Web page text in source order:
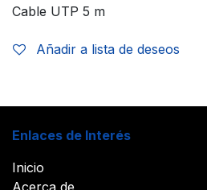
Cable UTP 5 m
Añadir a lista de deseos
Enlaces de Interés
Inicio
Acerca de